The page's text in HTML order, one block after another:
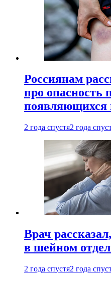
Россиянам
про опасность
появляющихся
2 года спустя2 года
Врач
в шейном
2 года спустя2 года